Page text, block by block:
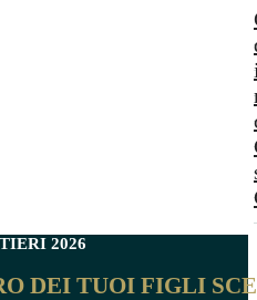
2026
DEI TUOI FIGLI